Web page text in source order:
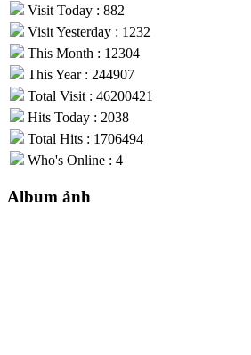
Visit Today : 882
Visit Yesterday : 1232
This Month : 12304
This Year : 244907
Total Visit : 46200421
Hits Today : 2038
Total Hits : 1706494
Who's Online : 4
Album ảnh